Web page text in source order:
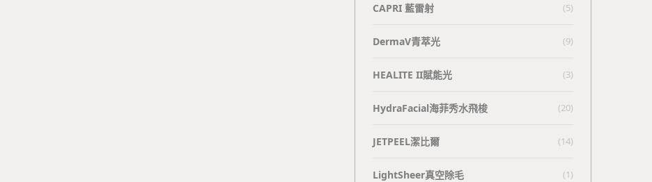
CAPRI 藍雷射 (5)
DermaV青萃光 (9)
HEALITE II賦能光 (3)
HydraFacial海菲秀水飛梭 (20)
JETPEEL潔比爾 (14)
LightSheer真空除毛 (1)